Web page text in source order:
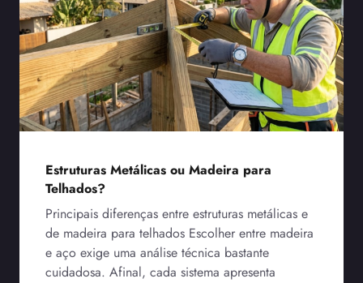
Estruturas Metálicas ou Madeira para
Telhados?
Principais diferenças entre estruturas metálicas e
de madeira para telhados Escolher entre madeira
e aço exige uma análise técnica bastante
cuidadosa. Afinal, cada sistema apresenta